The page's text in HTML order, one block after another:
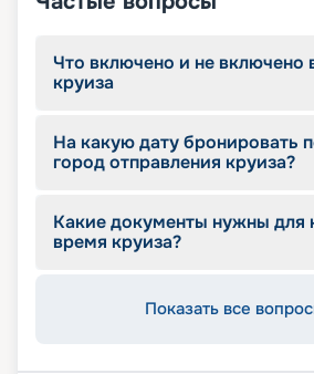
Что включено и не включено
круиза
На какую дату бронировать
город отправления круиза?
Какие документы нужны для
время круиза?
Показать все